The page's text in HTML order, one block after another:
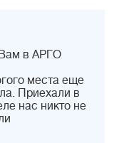
Вам в АРГО
места еще
Приехали в
нас никто не